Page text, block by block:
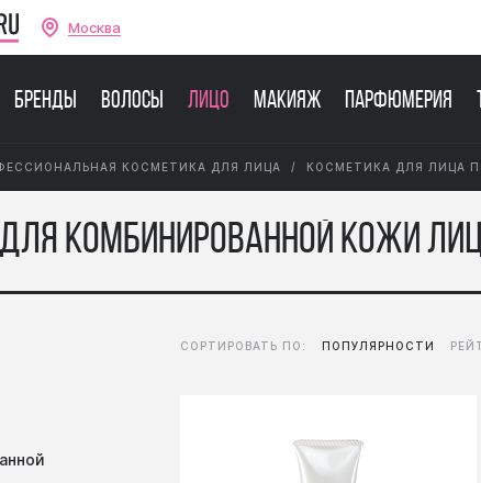
Москва
Бренды Волосы Лицо Макияж Парфюмерия
КОСМЕТИКА ДЛЯ ЛИЦА КОСМЕТИКА ДЛЯ ЛИЦА
комбинированной кожи
СОРТИРОВАТЬ ПО: ПОПУЛЯРНОСТИ